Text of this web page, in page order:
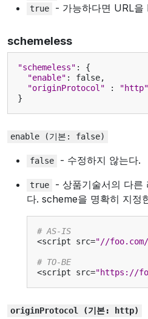
true - 가능하다면 URL을
schemeless
"schemeless" :
{
"enable" : false,
"originProtocol"
:
"http"
}
enable (기본: false)
false - 수정하지 않는다.
true
- 상품기술서의 다른
다. scheme을 명확히 지정
# AS-IS
<script src="//foo.com/
# TO-BE
<script src="https://
originProtocol (기본: http)